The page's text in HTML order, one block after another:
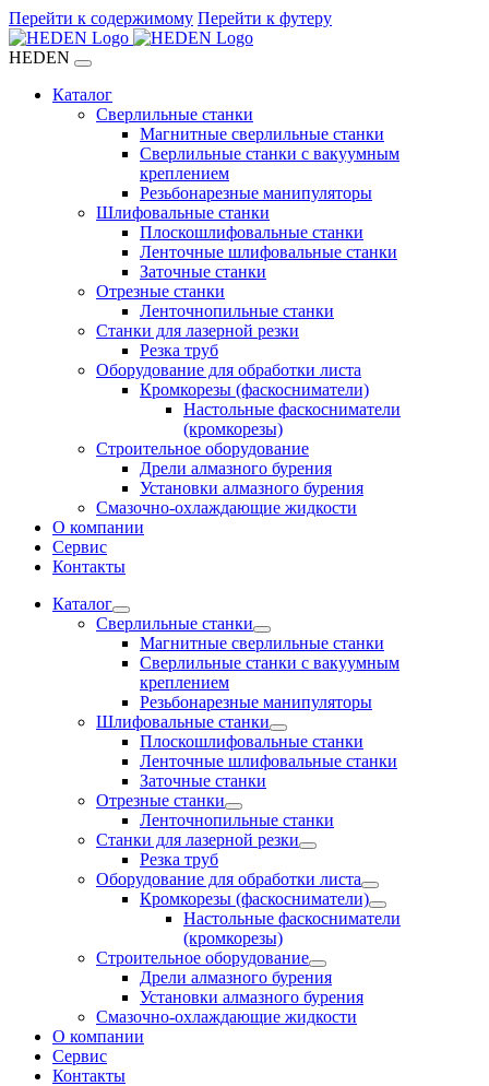
Перейти к содержимому Перейти к футеру
HEDEN
Каталог
Сверлильные станки
Магнитные сверлильные станки
Сверлильные станки с вакуумным
креплением
Резьбонарезные манипуляторы
Шлифовальные станки
Плоскошлифовальные станки
Ленточные шлифовальные станки
Заточные станки
Отрезные станки
Ленточнопильные станки
Станки для лазерной резки
Резка труб
Оборудование для обработки листа
Кромкорезы (фаскосниматели)
Настольные фаскосниматели
(кромкорезы)
Строительное оборудование
Дрели алмазного бурения
Установки алмазного бурения
Смазочно-охлаждающие жидкости
О компании
Сервис
Контакты
Каталог
Сверлильные станки
Магнитные сверлильные станки
Сверлильные станки с вакуумным
креплением
Резьбонарезные манипуляторы
Шлифовальные станки
Плоскошлифовальные станки
Ленточные шлифовальные станки
Заточные станки
Отрезные станки
Ленточнопильные станки
Станки для лазерной резки
Резка труб
Оборудование для обработки листа
Кромкорезы (фаскосниматели)
Настольные фаскосниматели
(кромкорезы)
Строительное оборудование
Дрели алмазного бурения
Установки алмазного бурения
Смазочно-охлаждающие жидкости
О компании
Сервис
Контакты